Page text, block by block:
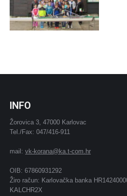
INFO
Žorovica 3, 47000 Karlovac
Tel./Fax: 047/416-911
mail: vk-korana@ka.t-com.hr
OIB: 67860931292
Žiro račun: Karlovačka banka
KALCHR2X